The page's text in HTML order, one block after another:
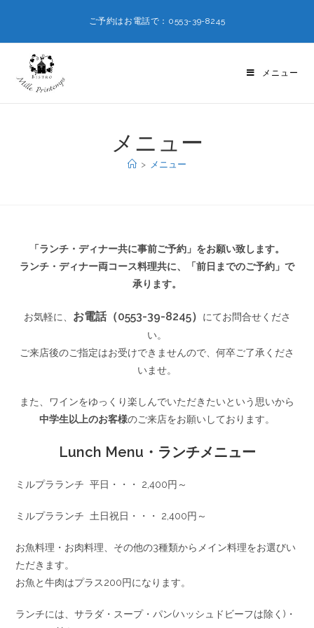
ご予約はお電話で：0553-39-8245
メニュー
メニュー
> メニュー
「ランチ・ディナー共に事前ご予約」をお願い致します。
ランチ・ディナー両コース料理共に、「前日までのご予約」で
承ります。
お気軽に、 お電話（0553-39-8245）
にてお問合せくださ
い。
ご来店後のご指定はお受けできませんので、何卒ご了承くださ
いませ。
また、ワインをゆっくり楽しんでいただきたいという思いから
中学生以上のお客様のご来店をお願いしております。
Lunch Menu・ランチメニュー
ミルプラランチ 平日・・・ 2,400円～
ミルプラランチ 土日祝日・・・ 2,400円～
お魚料理・お肉料理、その他の3種類からメイン料理をお選びい
ただきます。
お魚と牛肉はプラス200円になります。
ランチには、サラダ・スープ・パン(ハッシュドビーフは除く)・